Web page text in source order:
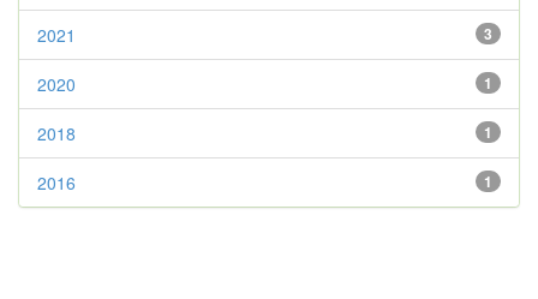
3
2021
1
2020
1
2018
1
2016